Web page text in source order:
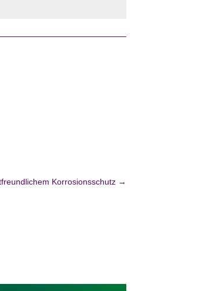
Korrosionsschutz→